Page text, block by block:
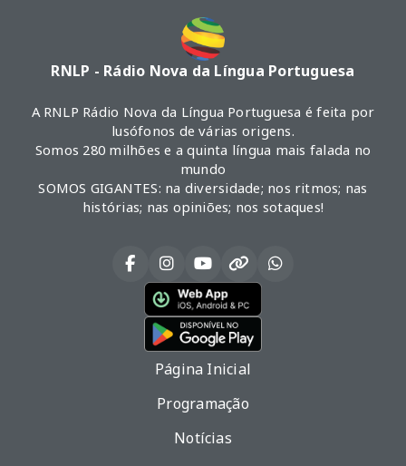
RNLP - Rádio Nova da Língua Portuguesa
A RNLP Rádio Nova da Língua Portuguesa é feita por
lusófonos de várias origens.
Somos 280 milhões e a quinta língua mais falada no
mundo
SOMOS GIGANTES: na diversidade; nos ritmos; nas
histórias; nas opiniões; nos sotaques!
Página Inicial
Programação
Notícias